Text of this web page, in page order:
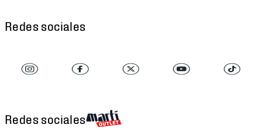
Redes sociales
Redes sociales